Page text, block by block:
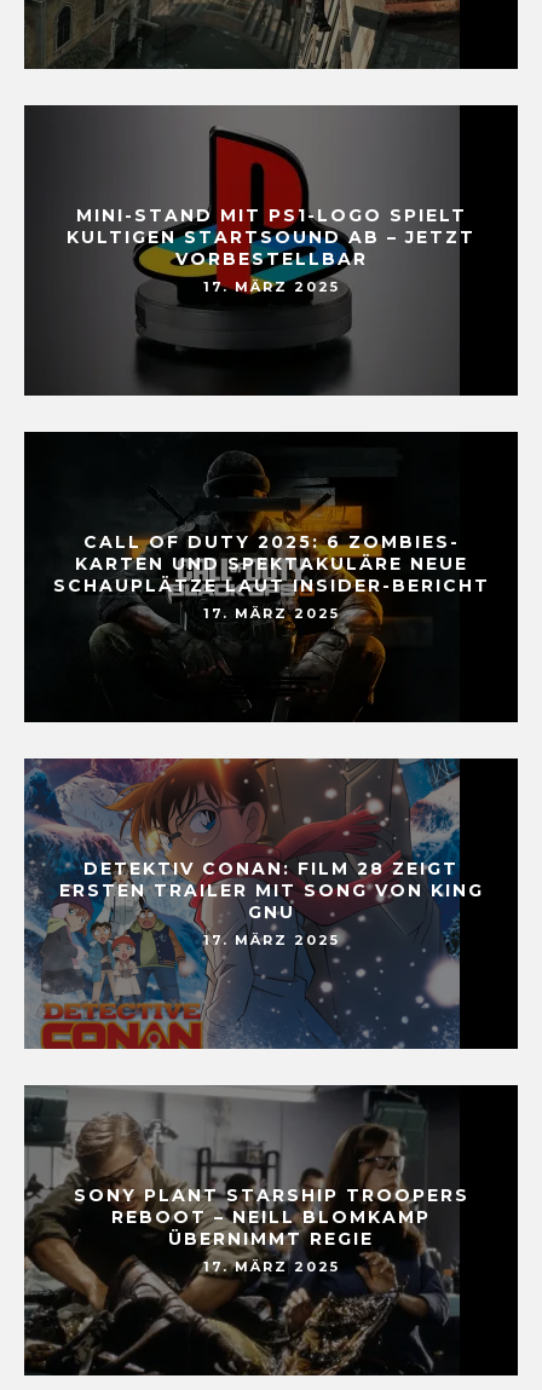
MINI-STAND MIT PS1-LOGO SPIELT
KULTIGEN STARTSOUND AB – JETZT
VORBESTELLBAR
17. MÄRZ 2025
CALL OF DUTY 2025: 6 ZOMBIES-
KARTEN UND SPEKTAKULÄRE NEUE
SCHAUPLÄTZE LAUT INSIDER-BERICHT
17. MÄRZ 2025
DETEKTIV CONAN: FILM 28 ZEIGT
ERSTEN TRAILER MIT SONG VON KING
GNU
17. MÄRZ 2025
SONY PLANT STARSHIP TROOPERS
REBOOT – NEILL BLOMKAMP
ÜBERNIMMT REGIE
17. MÄRZ 2025